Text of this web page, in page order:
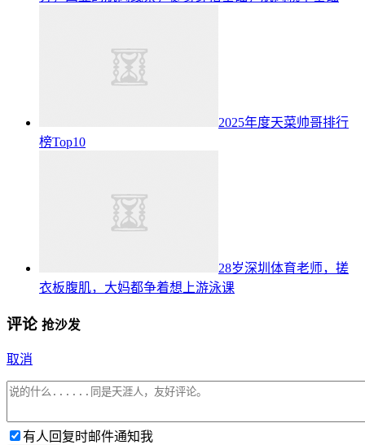
2025年度天菜帅哥排行
榜Top10
28岁深圳体育老师，搓
衣板腹肌，大妈都争着想上游泳课
评论 抢沙发
取消
有人回复时邮件通知我